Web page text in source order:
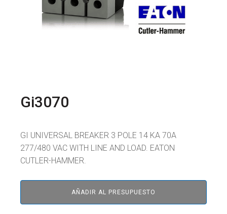
Gi3070
GI UNIVERSAL BREAKER 3 POLE 14 KA 70A
277/480 VAC WITH LINE AND LOAD. EATON
CUTLER-HAMMER.
AÑADIR AL PRESUPUESTO